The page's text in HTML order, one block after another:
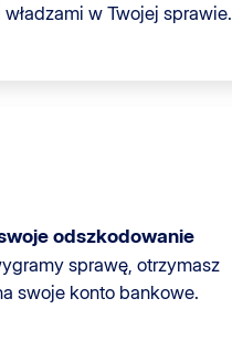
w Twojej sprawie.
odszkodowanie
sprawę, otrzymasz
swoje konto bankowe.